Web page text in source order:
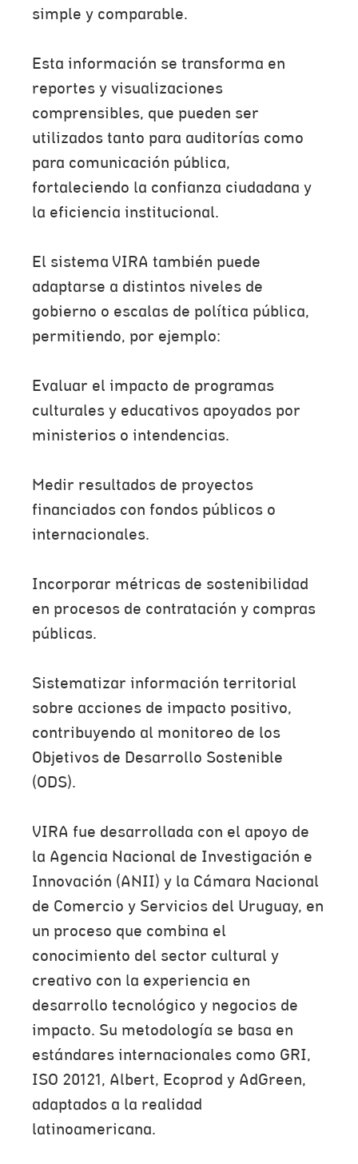
simple y comparable.
Esta información se transforma en
reportes y visualizaciones
comprensibles, que pueden ser
utilizados tanto para auditorías como
para comunicación pública,
fortaleciendo la confianza ciudadana y
la eficiencia institucional.
El sistema VIRA también puede
adaptarse a distintos niveles de
gobierno o escalas de política pública,
permitiendo, por ejemplo:
Evaluar el impacto de programas
culturales y educativos apoyados por
ministerios o intendencias.
Medir resultados de proyectos
financiados con fondos públicos o
internacionales.
Incorporar métricas de sostenibilidad
en procesos de contratación y compras
públicas.
Sistematizar información territorial
sobre acciones de impacto positivo,
contribuyendo al monitoreo de los
Objetivos de Desarrollo Sostenible
(ODS).
VIRA fue desarrollada con el apoyo de
la Agencia Nacional de Investigación e
Innovación (ANII) y la Cámara Nacional
de Comercio y Servicios del Uruguay, en
un proceso que combina el
conocimiento del sector cultural y
creativo con la experiencia en
desarrollo tecnológico y negocios de
impacto. Su metodología se basa en
estándares internacionales como GRI,
ISO 20121, Albert, Ecoprod y AdGreen,
adaptados a la realidad
latinoamericana.